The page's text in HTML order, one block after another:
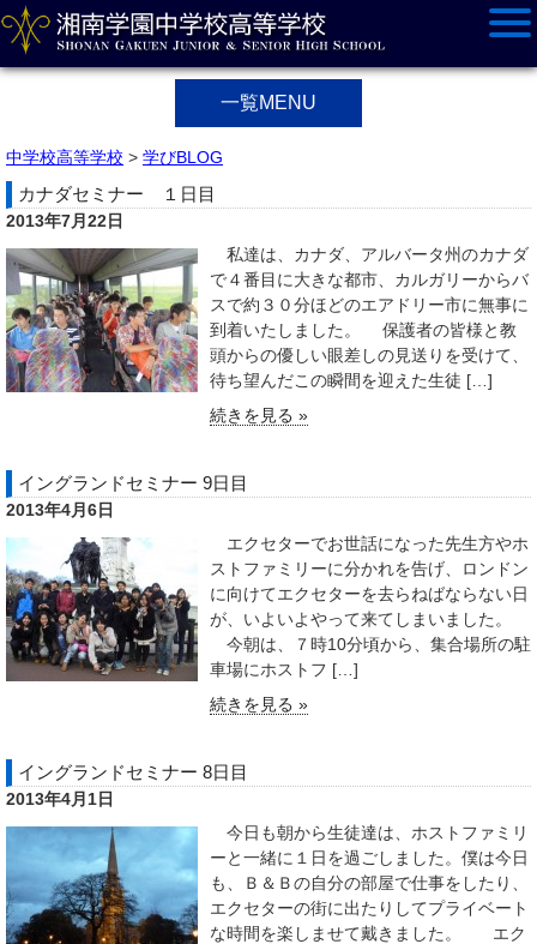
一覧MENU
中学校高等学校 > 学びBLOG
カナダセミナー １日目
2013年7月22日
私達は、カナダ、アルバータ州のカナダ
で４番目に大きな都市、カルガリーからバ
スで約３０分ほどのエアドリー市に無事に
到着いたしました。 保護者の皆様と教
頭からの優しい眼差しの見送りを受けて、
待ち望んだこの瞬間を迎えた生徒 […]
続きを見る »
イングランドセミナー 9日目
2013年4月6日
エクセターでお世話になった先生方やホ
ストファミリーに分かれを告げ、ロンドン
に向けてエクセターを去らねばならない日
が、いよいよやって来てしまいました。
今朝は、７時10分頃から、集合場所の駐
車場にホストフ […]
続きを見る »
イングランドセミナー 8日目
2013年4月1日
今日も朝から生徒達は、ホストファミリ
ーと一緒に１日を過ごしました。僕は今日
も、Ｂ＆Ｂの自分の部屋で仕事をしたり、
エクセターの街に出たりしてプライベート
な時間を楽しませて戴きました。 エク